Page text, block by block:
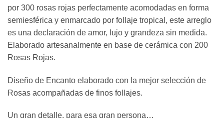
por 300 rosas rojas perfectamente acomodadas en forma
semiesférica y enmarcado por follaje tropical, este arreglo
es una declaración de amor, lujo y grandeza sin medida.
Elaborado artesanalmente en base de cerámica con 200
Rosas Rojas.
Diseño de Encanto elaborado con la mejor selección de
Rosas acompañadas de finos follajes.
Un gran detalle, para esa gran persona…